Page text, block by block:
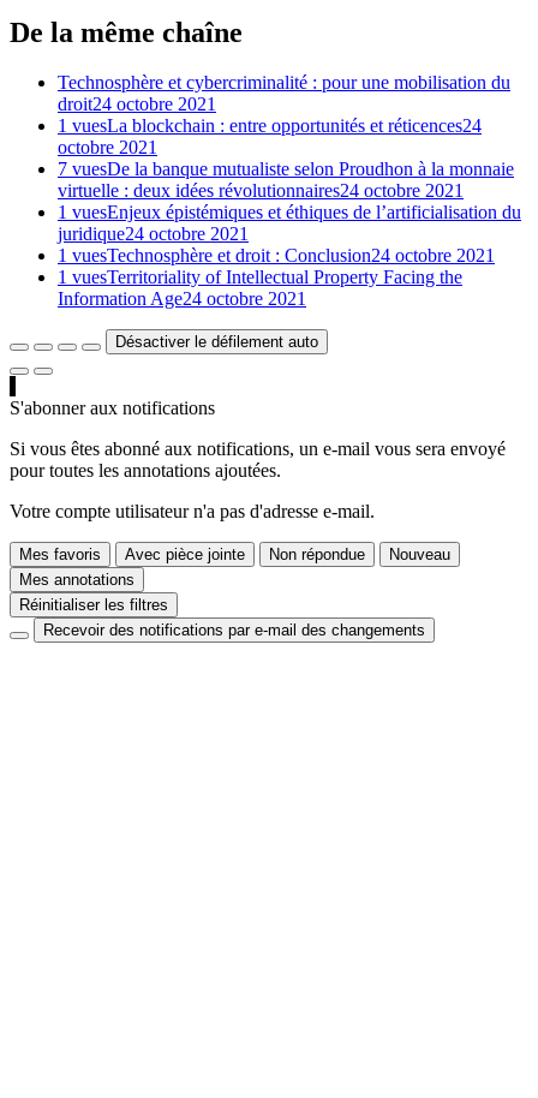
De la même chaîne
Technosphère et cybercriminalité : pour une mobilisation du
droit24 octobre 2021
1 vuesLa blockchain : entre opportunités et réticences24
octobre 2021
7 vuesDe la banque mutualiste selon Proudhon à la monnaie
virtuelle : deux idées révolutionnaires24 octobre 2021
1 vuesEnjeux épistémiques et éthiques de l’artificialisation du
juridique24 octobre 2021
1 vuesTechnosphère et droit : Conclusion24 octobre 2021
1 vuesTerritoriality of Intellectual Property Facing the
Information Age24 octobre 2021
Désactiver le défilement auto
S'abonner aux notifications
Si vous êtes abonné aux notifications, un e-mail vous sera envoyé
pour toutes les annotations ajoutées.
Votre compte utilisateur n'a pas d'adresse e-mail.
Mes favoris Avec pièce jointe Non répondue
Nouveau
Mes annotations
Réinitialiser les filtres
Recevoir des notifications par e-mail des changements